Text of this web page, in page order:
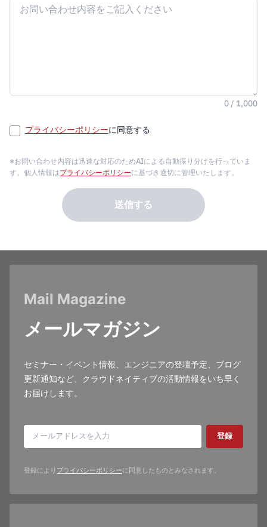
0 / 1,000
プライバシーポリシーに同意する
※お問い合わせ内容は迅速な対応のためAIによる自動振り分けを行っていま
す。個人情報はプライバシーポリシーに基づき適切に管理いたします。
送信する
Mail Magazine
メールマガジン
セミナー・イベント情報、エンジニアの登壇予定、ブログ
更新通知など、クラウドネイティブの活動情報をいち早く
お届けします。
登録
登録により プライバシーポリシーに同意したものとみなされます。